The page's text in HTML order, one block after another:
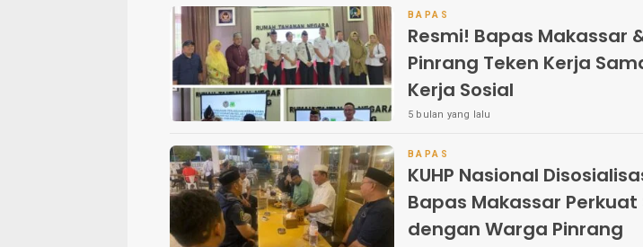
BAPAS
Resmi! Bapas Makassar
Pinrang Teken Kerja
Kerja Sosial
5 bulan yang lalu
BAPAS
KUHP Nasional
Bapas Makassar Perkuat
dengan Warga Pinrang